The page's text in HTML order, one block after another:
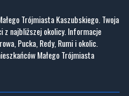
Trójmiasta Kaszubskiego. Twoja
z najbliższej okolicy. Informacje
Pucka, Redy, Rumi i okolic.
Małego Trójmiasta